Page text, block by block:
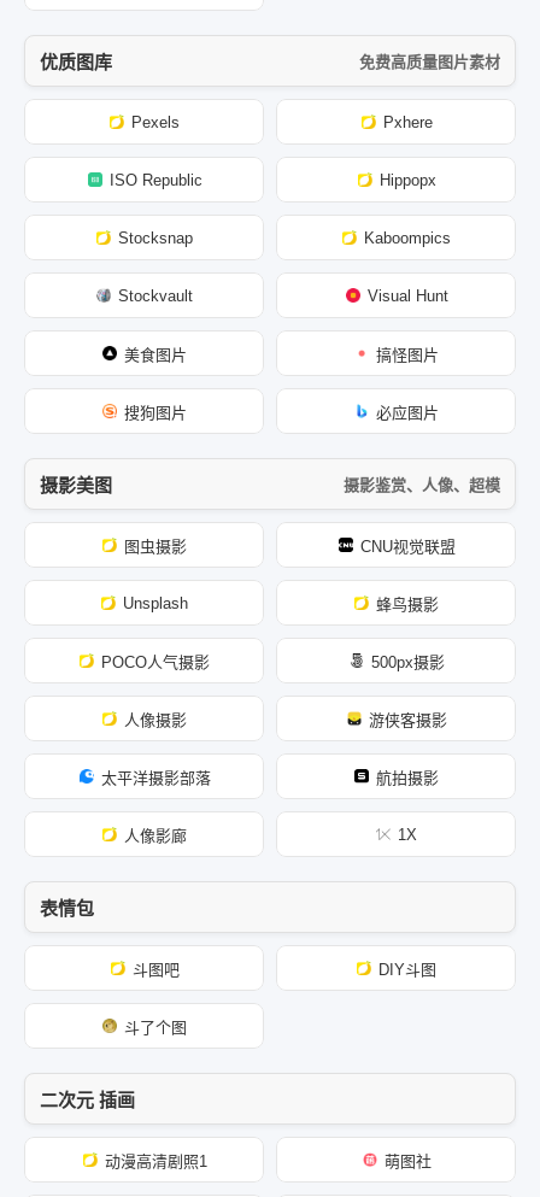
优质图库 免费高质量图片素材
Pexels Pxhere
ISO Republic Hippopx
Stocksnap Kaboompics
Stockvault Visual Hunt
美食图片 搞怪图片
搜狗图片 必应图片
摄影美图 摄影鉴赏、人像、超模
图虫摄影 CNU视觉联盟
Unsplash 蜂鸟摄影
POCO人气摄影 500px摄影
人像摄影 游侠客摄影
太平洋摄影部落 航拍摄影
人像影廊 1X
表情包
斗图吧 DIY斗图
斗了个图
二次元 插画
动漫高清剧照1 萌图社